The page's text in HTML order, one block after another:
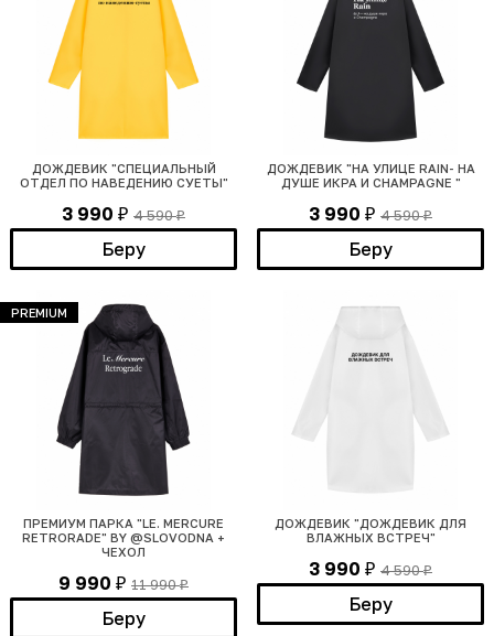
ДОЖДЕВИК "СПЕЦИАЛЬНЫЙ
ОТДЕЛ ПО НАВЕДЕНИЮ СУЕТЫ"
3 990 ₽ 4 590₽
Беру
ДОЖДЕВИК "НА УЛИЦЕ RAIN- НА
ДУШЕ ИКРА И CHAMPAGNE "
3 990 ₽ 4 590₽
Беру
ПРЕМИУМ ПАРКА "LE. MERCURE
RETRORADE" BY @SLOVODNA +
ЧЕХОЛ
9 990 ₽ 11 990₽
Беру
PREMIUM
ДОЖДЕВИК "ДОЖДЕВИК ДЛЯ
ВЛАЖНЫХ ВСТРЕЧ"
3 990 ₽ 4 590₽
Беру